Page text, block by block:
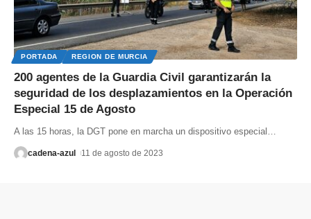
PORTADA REGION DE MURCIA
200 agentes de la Guardia Civil garantizarán la
seguridad de los desplazamientos en la Operación
Especial 15 de Agosto
A las 15 horas, la DGT pone en marcha un dispositivo especial
cadena-azul 11 de agosto de 2023